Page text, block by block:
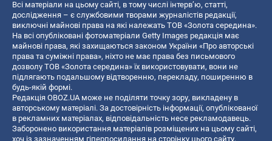
Всі матеріали на цьому сайті, в тому числі інтерв’ю, статті,
дослідження – є службовими творами журналістів редакції,
виключні майнові права на які належать ТОВ «Золота середина».
На всі опубліковані фотоматеріали Getty Images редакція має
майнові права, які захищаються законом України «Про авторські
права та суміжні права», ніхто не має права без письмового
дозволу ТОВ «Золота середина» їх використовувати, вони не
підлягають подальшому відтворенню, перекладу, поширенню в
будь-якій формі.
Редакція OBOZ.UA може не поділяти точку зору, викладену в
авторському матеріалі. За достовірність інформації, опублікованої
в рекламних матеріалах, відповідальність несе рекламодавець.
Заборонено використання матеріалів розміщених на цьому сайті,
хоч із зазначенням гіперпосилання на сторінку цього сайту,